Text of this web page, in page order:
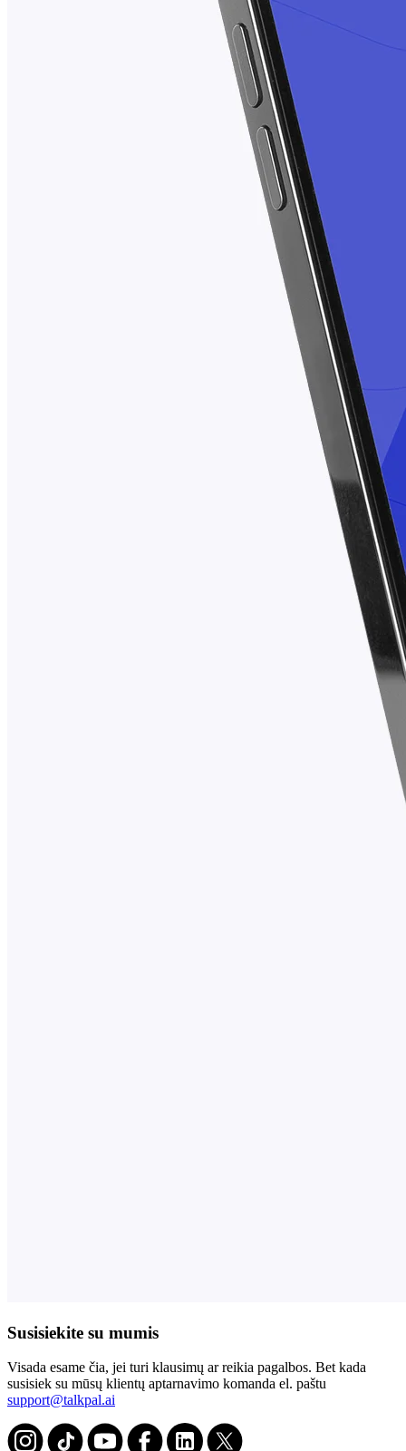
Susisiekite su mumis
Visada esame čia, jei turi klausimų ar reikia pagalbos. Bet kada
susisiek su mūsų klientų aptarnavimo komanda el. paštu
support@talkpal.ai